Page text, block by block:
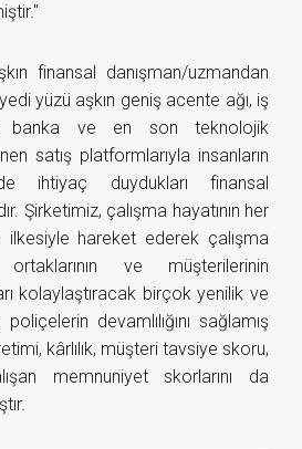
finansal danışman/uzmandan
yüzü aşkın geniş acente ağı, iş
banka ve en son teknolojik
satış platformlarıyla insanların
ihtiyaç duydukları finansal
Şirketimiz, çalışma hayatının her
ilkesiyle hareket ederek çalışma
ortaklarının ve müşterilerinin
kolaylaştıracak birçok yenilik ve
devamlılığını sağlamış
kârlılık, müşteri tavsiye skoru,
memnuniyet skorlarını da